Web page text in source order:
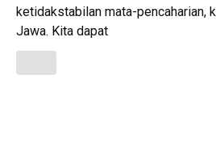
ketidakstabilan mata-pencaharian,
Jawa. Kita dapat